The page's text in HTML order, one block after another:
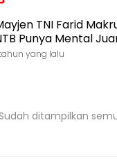
TNI Farid
Punya Mental
tahun yang lalu
ditampilkan